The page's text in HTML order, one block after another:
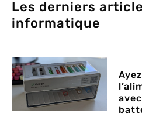
Les derniers
informatique